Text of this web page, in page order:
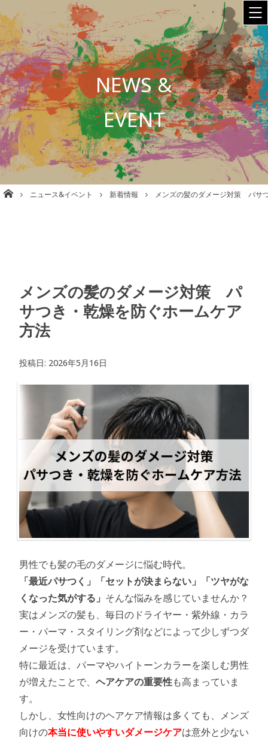
NEWS &
EVENT
株式会社babel 美容室/理容室/ネイル/各種事業運営 大阪
ニュース&イベント 新着情報 メンズの髪のダメージ対策 パサ
メンズの髪のダメージ対策 パ
サつき・乾燥を防ぐホームケア
方法
投稿日: 2026年5月16日
男性でも髪の毛のダメージに悩む時代。
「最近パサつく」「セットが決まらない」「ツヤがな
くなった気がする」 そんな悩みを感じていませんか？
実はメンズの髪も、毎日のドライヤー・紫外線・カラ
ー・パーマ・スタイリング剤などによって少しずつダ
メージを受けています。
特に最近は、パーマやハイトーンカラーを楽しむ男性
が増えたことで、 ヘアケアの重要性も高まっていま
す。
しかし、女性向けのヘアケア情報は多くても、メンズ
向けの本当に使いやすいダメージケアは意外と少ない